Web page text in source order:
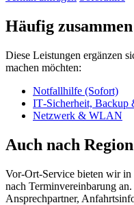
Häufig
Diese Leistungen ergänzen
machen möchten:
Notfallhilfe (Sofort)
IT‑Sicherheit, Backup
Netzwerk & WLAN
Auch nach
Vor-Ort-Service bieten wir in
nach Terminvereinbarung
Ansprechpartner,